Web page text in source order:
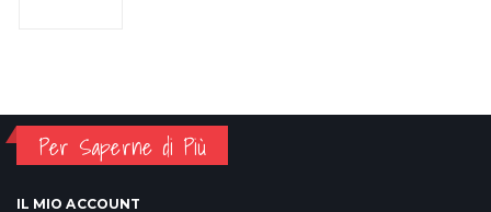
Per Saperne di Più
IL MIO ACCOUNT